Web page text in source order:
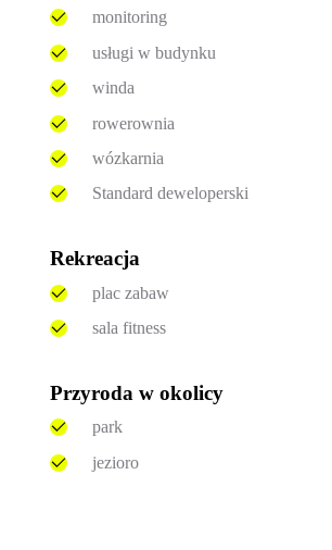
monitoring
usługi w budynku
winda
rowerownia
wózkarnia
Standard deweloperski
Rekreacja
plac zabaw
sala fitness
Przyroda w okolicy
park
jezioro